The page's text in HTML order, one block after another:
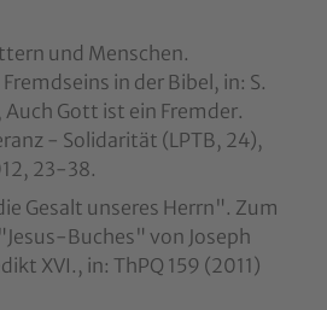
und Menschen.
in der Bibel, in: S.
Gott ist ein Fremder.
- Solidarität (LPTB, 24),
23-38.
Gesalt unseres Herrn". Zum
Buches" von Joseph
XVI., in: ThPQ 159 (2011)